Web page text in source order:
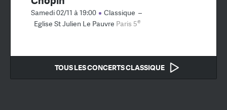
Samedi 02/11 à 19:00 Classique –
Eglise St Julien Le Pauvre Paris 5e
TOUS LES CONCERTS CLASSIQUE